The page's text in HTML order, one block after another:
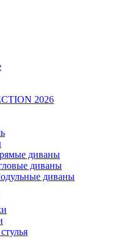
2026
диваны
диваны
диваны